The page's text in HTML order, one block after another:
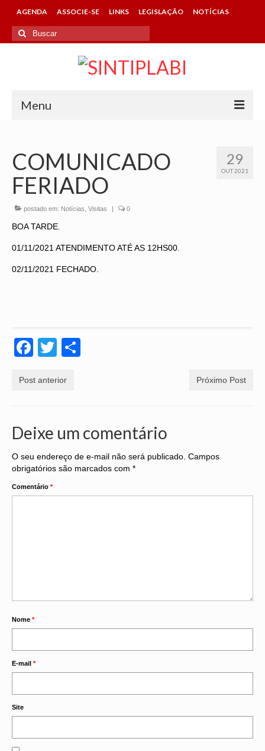
AGENDA ASSOCIE-SE LINKS LEGISLAÇÃO NOTÍCIAS
Buscar
por:
Menu
SINTIPLABI
CONHEÇA O SINDICATO
DIRETORIA
INFORMAÇÕES
NOTÍCIAS
PERGUNTAS FREQUENTES
LINKS
29
OUT 2021
COMUNICADO
FERIADO
postado em: Notícias Visitas | 0
BOA TARDE.
01/11/2021 ATENDIMENTO ATÉ AS 12HS00.
02/11/2021 FECHADO.
Facebook
Twitter
Post anterior Próximo Post
Deixe um comentário
O seu endereço de e-mail não será publicado. Campos
obrigatórios são marcados com *
Comentário *
Nome *
E-mail *
Site